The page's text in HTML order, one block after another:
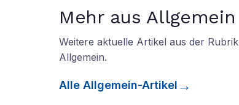
Mehr aus Allgemein
Weitere aktuelle Artikel aus der Rubrik
Allgemein.
Alle Allgemein-Artikel